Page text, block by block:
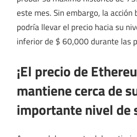
este mes. Sin embargo, la acción
podría llevar el precio hacia su
inferior de $ 60,000 durante las
¡El precio de
mantiene cerca de
importante nivel de